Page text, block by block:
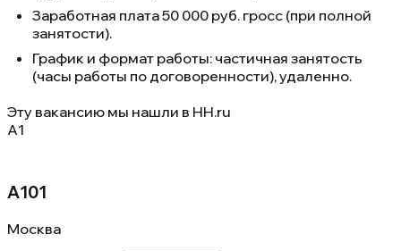
Заработная плата 50 000 руб. гросс (при полной
занятости).
График и формат работы: частичная занятость
(часы работы по договоренности), удаленно.
Эту вакансию мы нашли в HH.ru
А1
А101
Москва